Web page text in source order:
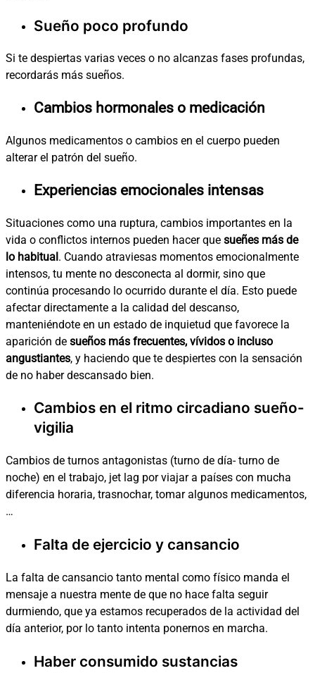
Sueño poco profundo
Si te despiertas varias veces o no alcanzas fases profundas,
recordarás más sueños.
Cambios hormonales o medicación
Algunos medicamentos o cambios en el cuerpo pueden
alterar el patrón del sueño.
Experiencias emocionales intensas
Situaciones como una ruptura, cambios importantes en la
vida o conflictos internos pueden hacer que sueñes más de
lo habitual. Cuando atraviesas momentos emocionalmente
intensos, tu mente no desconecta al dormir, sino que
continúa procesando lo ocurrido durante el día. Esto puede
afectar directamente a la calidad del descanso,
manteniéndote en un estado de inquietud que favorece la
aparición de sueños más frecuentes, vívidos o incluso
angustiantes, y haciendo que te despiertes con la sensación
de no haber descansado bien.
Cambios en el ritmo circadiano sueño-
vigilia
Cambios de turnos antagonistas (turno de día- turno de
noche) en el trabajo, jet lag por viajar a países con mucha
diferencia horaria, trasnochar, tomar algunos medicamentos,
…
Falta de ejercicio y cansancio
La falta de cansancio tanto mental como físico manda el
mensaje a nuestra mente de que no hace falta seguir
durmiendo, que ya estamos recuperados de la actividad del
día anterior, por lo tanto intenta ponernos en marcha.
Haber consumido sustancias